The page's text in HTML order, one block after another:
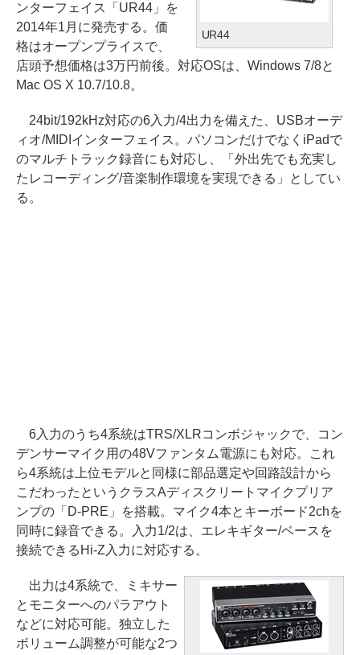
UR44
ンターフェイス「UR44」を
2014年1月に発売する。価
格はオープンプライスで、
店頭予想価格は3万円前後。対応OSは、Windows 7/8と
Mac OS X 10.7/10.8。
24bit/192kHz対応の6入力/4出力を備えた、USBオーデ
ィオ/MIDIインターフェイス。パソコンだけでなくiPadで
のマルチトラック録音にも対応し、「外出先でも充実し
たレコーディング/音楽制作環境を実現できる」としてい
る。
6入力のうち4系統はTRS/XLRコンボジャックで、コン
デンサーマイク用の48Vファンタム電源にも対応。これ
ら4系統は上位モデルと同様に部品選定や回路設計から
こだわったというクラスAディスクリートマイクプリア
ンプの「D-PRE」を搭載。マイク4本とキーボード2chを
同時に録音できる。入力1/2は、エレキギター/ベースを
接続できるHi-Z入力に対応する。
出力は4系統で、ミキサー
とモニターへのパラアウト
などに対応可能。独立した
ボリューム調整が可能な2つ